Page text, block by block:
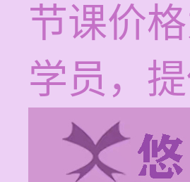
节课价
学员，